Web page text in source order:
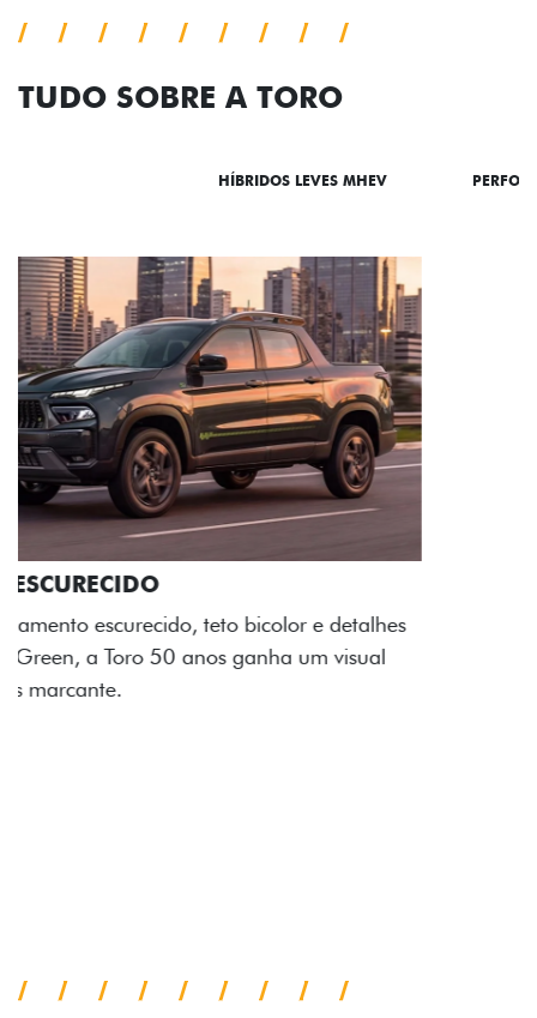
TUDO SOBRE A TORO
HÍBRIDOS LEVES MHEV
ADESIVOS ESTILIZADOS
Os adesivos aplicados no capô e nas laterais
reforçam a identidade única dessa edição para lá de
comemorativa.
ÂNGULOS